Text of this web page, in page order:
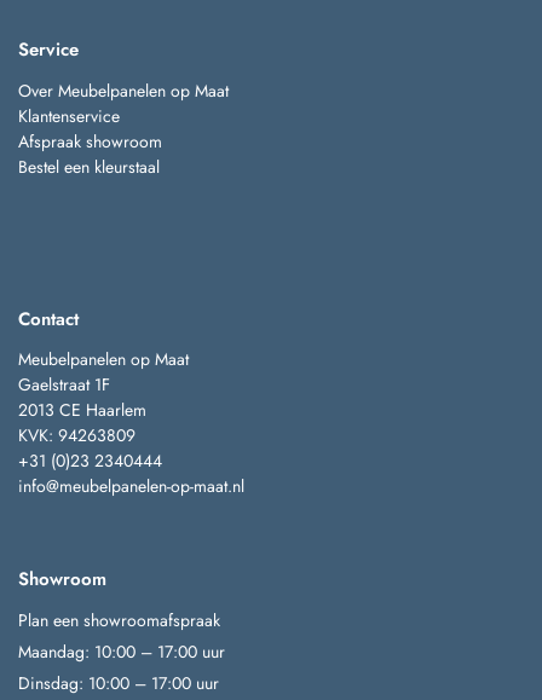
Service
Over Meubelpanelen op Maat
Klantenservice
Afspraak showroom
Bestel een kleurstaal
Contact
Meubelpanelen op Maat
Gaelstraat 1F
2013 CE Haarlem
KVK: 94263809
+31 (0)23 2340444
info@meubelpanelen-op-maat.nl
Showroom
Plan een showroomafspraak
Maandag: 10:00 – 17:00 uur
Dinsdag: 10:00 – 17:00 uur